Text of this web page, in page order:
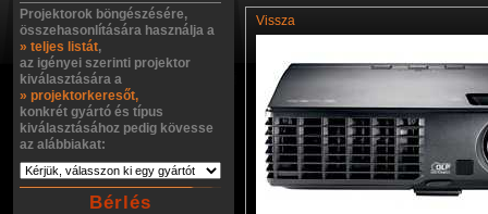
Projektorok böngészésére,
összehasonlítására használja a
» teljes listát,
az igényei szerinti projektor
kiválasztására a
» projektorkeresőt,
konkrét gyártó és típus
kiválasztásához pedig kövesse
az alábbiakat:
Bérlés
Vissza